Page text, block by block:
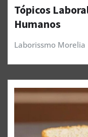
Tópicos
Humanos
Laborissmo Morelia